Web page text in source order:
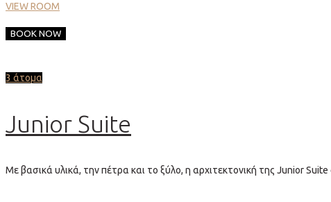
VIEW ROOM
BOOK NOW
3 άτομα
Junior Suite
Με βασικά υλικά, την πέτρα και το ξύλο, η αρχιτεκτονική της Junior